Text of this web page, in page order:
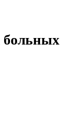
больных